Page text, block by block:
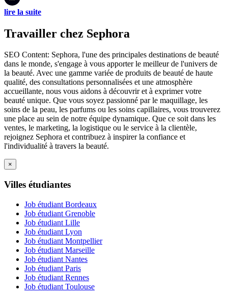
lire la suite
Travailler chez Sephora
SEO Content: Sephora, l'une des principales destinations de beauté
dans le monde, s'engage à vous apporter le meilleur de l'univers de
la beauté. Avec une gamme variée de produits de beauté de haute
qualité, des consultations personnalisées et une atmosphère
accueillante, nous vous aidons à découvrir et à exprimer votre
beauté unique. Que vous soyez passionné par le maquillage, les
soins de la peau, les parfums ou les soins capillaires, vous trouverez
une place au sein de notre équipe dynamique. Que ce soit dans les
ventes, le marketing, la logistique ou le service à la clientèle,
rejoignez Sephora et contribuez à inspirer la confiance et
l'individualité à travers la beauté.
×
Villes étudiantes
Job étudiant Bordeaux
Job étudiant Grenoble
Job étudiant Lille
Job étudiant Lyon
Job étudiant Montpellier
Job étudiant Marseille
Job étudiant Nantes
Job étudiant Paris
Job étudiant Rennes
Job étudiant Toulouse